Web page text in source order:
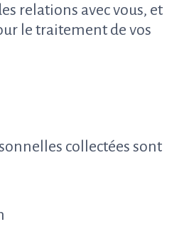
relations avec vous, et
le traitement de vos
collectées sont